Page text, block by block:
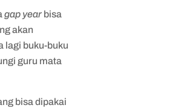
gap year bisa
akan
lagi buku-buku
guru mata
bisa dipakai